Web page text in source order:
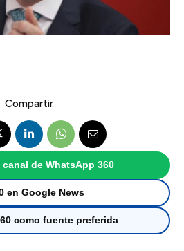
Compartir
de WhatsApp 360
en Google News
como fuente preferida